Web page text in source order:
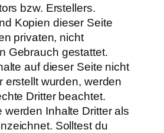
bzw. Erstellers.
Kopien dieser Seite
privaten, nicht
Gebrauch gestattet.
auf dieser Seite nicht
erstellt wurden, werden
Dritter beachtet.
werden Inhalte Dritter als
Solltest du